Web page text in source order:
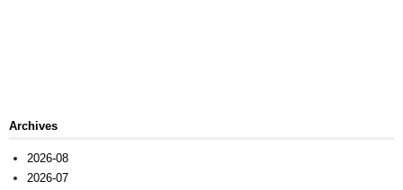
Archives
2026-08
2026-07